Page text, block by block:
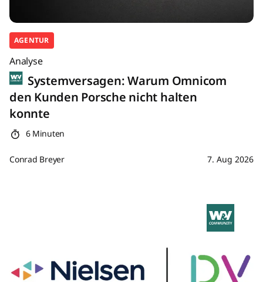
AGENTUR
Analyse
Systemversagen: Warum Omnicom
den Kunden Porsche nicht halten
konnte
6 Minuten
Conrad Breyer 7. Aug 2026